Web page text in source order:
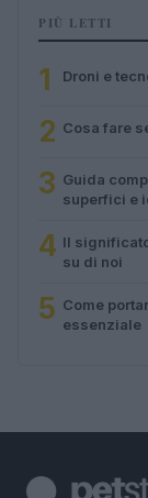
PIÙ LETTI
1 Droni e
2 Cosa fare
3 Guida
superfici e
4 Il
su di noi
5 Come
essenziale